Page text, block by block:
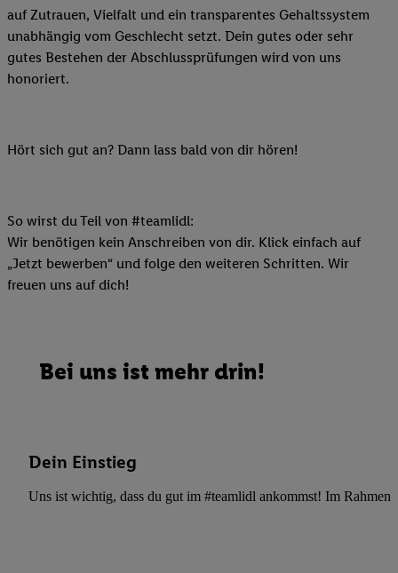
auf Zutrauen, Vielfalt und ein transparentes Gehaltssystem
unabhängig vom Geschlecht setzt. Dein gutes oder sehr
gutes Bestehen der Abschlussprüfungen wird von uns
honoriert.
Hört sich gut an? Dann lass bald von dir hören!
So wirst du Teil von #teamlidl:
Wir benötigen kein Anschreiben von dir. Klick einfach auf
„Jetzt bewerben“ und folge den weiteren Schritten. Wir
freuen uns auf dich!
Bei uns ist mehr drin!
Dein Einstieg
Uns ist wichtig, dass du gut im #teamlidl ankommst! Im Rahmen